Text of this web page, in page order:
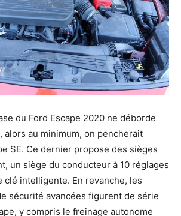
du Ford Escape 2020 ne déborde
alors au minimum, on pencherait
SE. Ce dernier propose des sièges
un siège du conducteur à 10 réglages
clé intelligente. En revanche, les
sécurité avancées figurent de série
y compris le freinage autonome